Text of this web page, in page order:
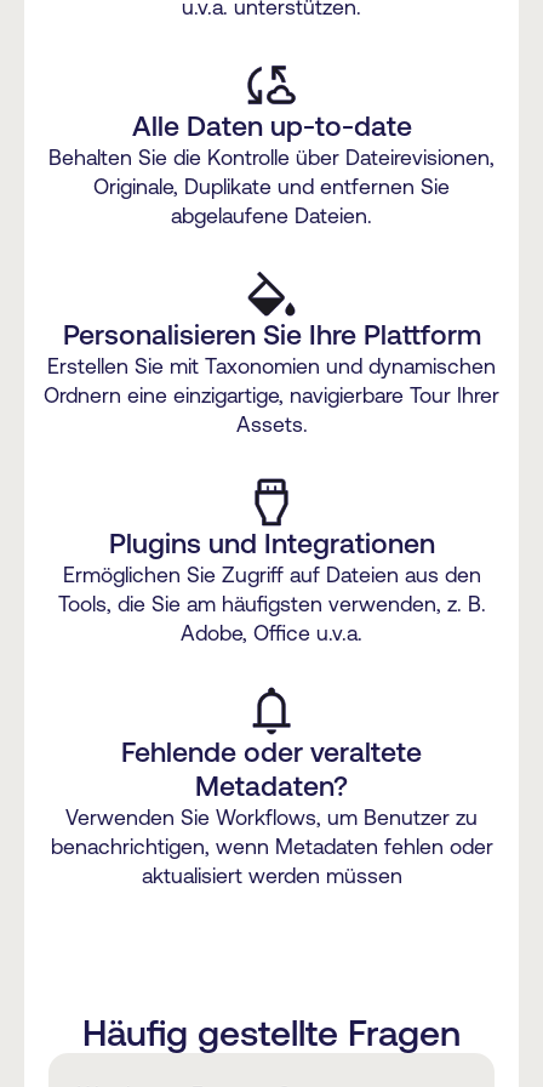
u.v.a. unterstützen.
Alle Daten up-to-date
Behalten Sie die Kontrolle über Dateirevisionen,
Originale, Duplikate und entfernen Sie
abgelaufene Dateien.
Personalisieren Sie Ihre Plattform
Erstellen Sie mit Taxonomien und dynamischen
Ordnern eine einzigartige, navigierbare Tour Ihrer
Assets.
Plugins und Integrationen
Ermöglichen Sie Zugriff auf Dateien aus den
Tools, die Sie am häufigsten verwenden, z. B.
Adobe, Office u.v.a.
Fehlende oder veraltete
Metadaten?
Verwenden Sie Workflows, um Benutzer zu
benachrichtigen, wenn Metadaten fehlen oder
aktualisiert werden müssen
Häufig gestellte Fragen